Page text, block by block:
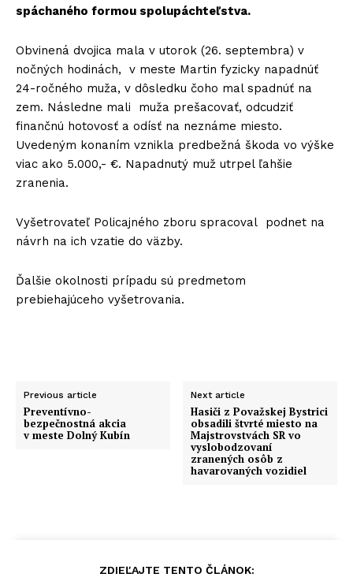
spáchaného formou spolupáchteľstva.
Obvinená dvojica mala v utorok (26. septembra) v
nočných hodinách, v meste Martin fyzicky napadnúť
24-ročného muža, v dôsledku čoho mal spadnúť na
zem. Následne mali muža prešacovať, odcudziť
finančnú hotovosť a odísť na neznáme miesto.
Uvedeným konaním vznikla predbežná škoda vo výške
viac ako 5.000,- €. Napadnutý muž utrpel ľahšie
zranenia.
Vyšetrovateľ Policajného zboru spracoval podnet na
návrh na ich vzatie do väzby.
Ďalšie okolnosti prípadu sú predmetom
prebiehajúceho vyšetrovania.
Previous article
Preventívno-
bezpečnostná akcia
v meste Dolný Kubín
Next article
Hasiči z Považskej Bystrici
obsadili štvrté miesto na
Majstrovstvách SR vo
vyslobodzovaní
zranených osôb z
havarovaných vozidiel
ZDIEĽAJTE TENTO ČLÁNOK: